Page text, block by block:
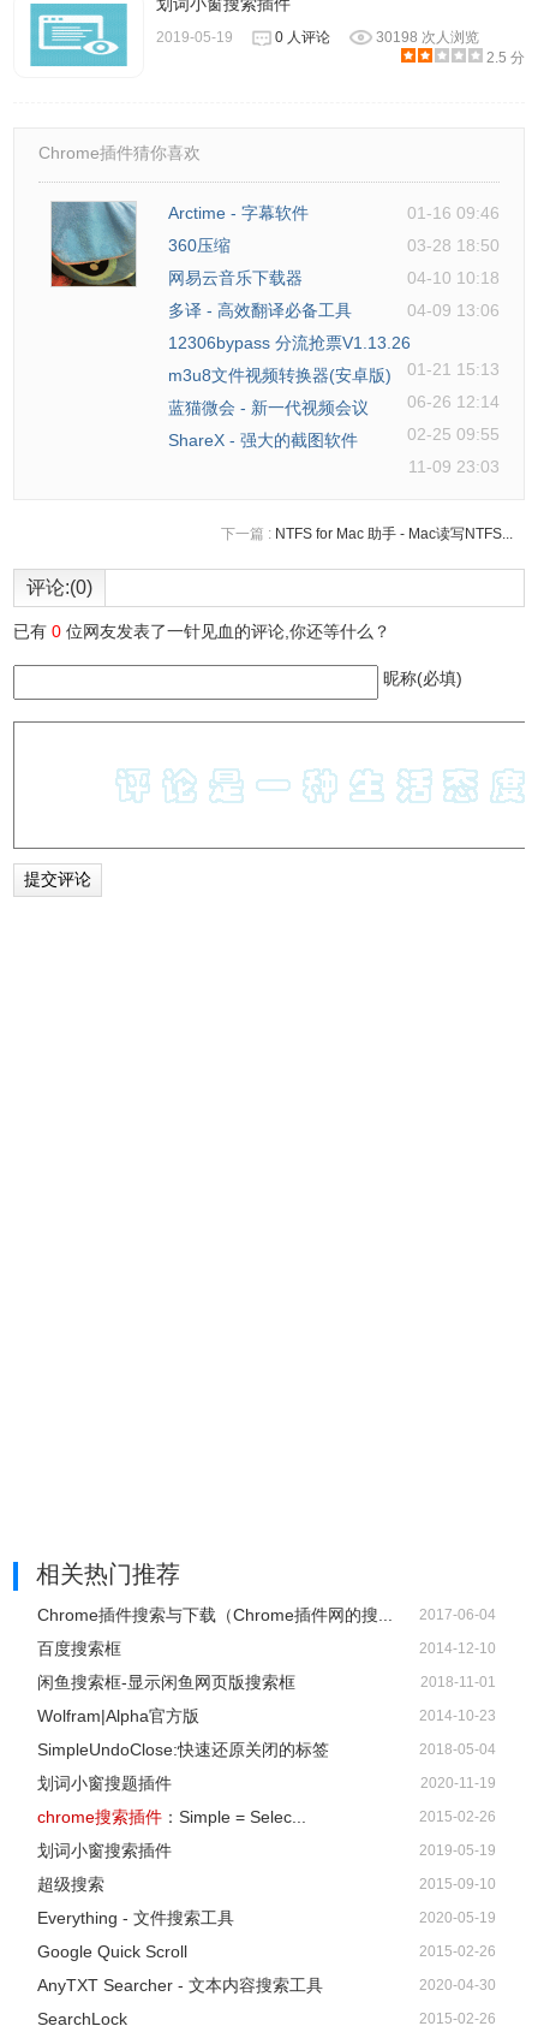
版本2.92：
修复了文件大小过滤器，以大小大于2 GB的字节为单位正常
版本2.91：
添加了“重复标记颜色集”（在“选项”菜单下）。您可以选择“颜
色集2”以使用较暗的颜色标记重复文件。
版本2.90：
添加了“仅包含文件夹”字段。如果您只想在搜索中包含特定
文件夹，则可以使用它。
这里允许使用通配符。您可以指定多个文件夹（以逗号分隔
例如，如果基本文件夹是c：\ Shared，并且您只想搜索名
为“Images”的子文件夹，则可以在“仅包含文件夹”字段中指定
为“重复名称搜索”选项添加了“比较模式”。您可以选择比较全
名（默认值）或比较不带扩展名的名称。
版本2.83：
修复问题：如果在引号中指定包含空格字符的搜索字符串
（例如：“Hello”），SearchMyFiles将不会像以前的版本那
您现在可以在“排除的文件夹”字段中指定没有路径的文件夹
版本2.81：
版本2.75：
修复了错误：如果文本位于文件内的某些位置，则
SearchMyFiles无法在文件中查找文本。
版本2.74：
修复了错误：在重复搜索模式下指定要扫描两次的同一文件
夹时，SearchMyFiles将此文件夹中的所有文件显示为自身
副本...
版本2.73：
已修复问题：指定多个通配符时，如果多个通配符找到，则
SearchMyFiles会多次显示该文件。
版本2.72：
添加了二级排序支持：现在可以通过在单击列标题时按住
shift键来获得二级排序。请注意，单击第二个/第三个/第四列
时只需按住shift键。要对第一列进行排序，您不应按住Shift
2019-05-19 0 人评论
30198 次人浏览
2.5 分
Chrome插件猜你喜欢
Arctime - 字幕软件
01-16 09:46
360压缩
03-28 18:50
网易云音乐下载器
04-10 10:18
多译 - 高效翻译必备工具
04-09 13:06
12306bypass 分流抢票V1.13.26
01-21 15:13
m3u8文件视频转换器(安卓版)
06-26 12:14
蓝猫微会 - 新一代视频会议
02-25 09:55
ShareX - 强大的截图软件
11-09 23:03
下一篇 : NTFS for Mac 助手 - Mac读写NTFS...
评论:(0)
已有0 位网友发表了一针见血的评论,你还等什么？
昵称(必填)
相关热门推荐
Chrome插件搜索与下载（Chrome插件网的搜... 2017-06-04
百度搜索框 2014-12-10
闲鱼搜索框-显示闲鱼网页版搜索框 2018-11-01
Wolfram|Alpha官方版 2014-10-23
SimpleUndoClose:快速还原关闭的标签 2018-05-04
划词小窗搜题插件 2020-11-19
chrome搜索插件 ：Simple = Selec... 2015-02-26
划词小窗搜索插件 2019-05-19
超级搜索 2015-09-10
Everything - 文件搜索工具 2020-05-19
Google Quick Scroll 2015-02-26
AnyTXT Searcher - 文本内容搜索工具 2020-04-30
SearchLock 2015-02-26